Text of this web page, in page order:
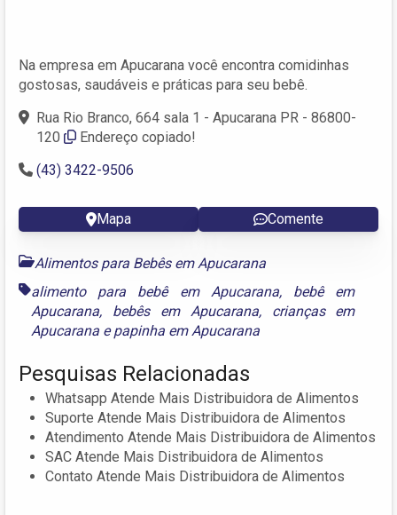
Na empresa em Apucarana você encontra comidinhas
gostosas, saudáveis e práticas para seu bebê.
Rua Rio Branco, 664 sala 1 - Apucarana PR - 86800-
120
Endereço copiado!
(43) 3422-9506
Mapa Comente
Alimentos para Bebês em Apucarana
alimento para bebê em Apucarana, bebê em
Apucarana, bebês em Apucarana, crianças em
Apucarana epapinha em Apucarana
Pesquisas Relacionadas
Whatsapp Atende Mais Distribuidora de Alimentos
Suporte Atende Mais Distribuidora de Alimentos
Atendimento Atende Mais Distribuidora de Alimentos
SAC Atende Mais Distribuidora de Alimentos
Contato Atende Mais Distribuidora de Alimentos